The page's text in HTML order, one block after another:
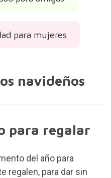
para mujeres
navideños
para regalar
del año para
regalen, para dar sin